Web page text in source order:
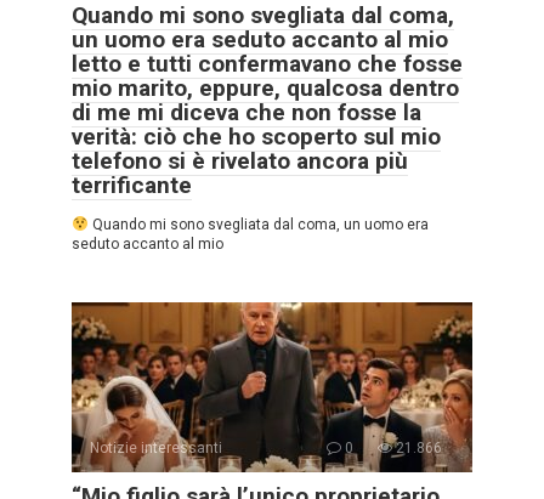
Quando mi sono svegliata dal coma,
un uomo era seduto accanto al mio
letto e tutti confermavano che fosse
mio marito, eppure, qualcosa dentro
di me mi diceva che non fosse la
verità: ciò che ho scoperto sul mio
telefono si è rivelato ancora più
terrificante
Quando mi sono svegliata dal coma, un uomo era
seduto accanto al mio
Notizie interessanti 0 21.866